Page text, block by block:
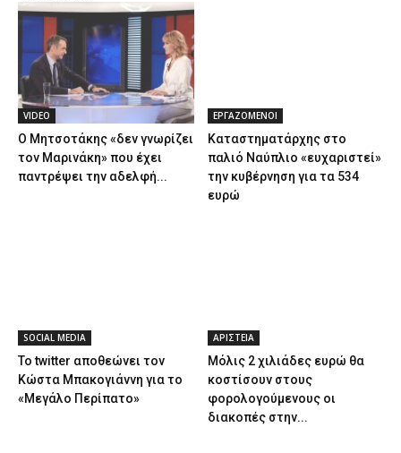
VIDEO
Ο Μητσοτάκης «δεν γνωρίζει
τον Μαρινάκη» που έχει
παντρέψει την αδελφή...
ΕΡΓΑΖΟΜΕΝΟΙ
Καταστηματάρχης στο
παλιό Ναύπλιο «ευχαριστεί»
την κυβέρνηση για τα 534
ευρώ
SOCIAL MEDIA
Το twitter αποθεώνει τον
Κώστα Μπακογιάννη για το
«Μεγάλο Περίπατο»
ΑΡΙΣΤΕΙΑ
Μόλις 2 χιλιάδες ευρώ θα
κοστίσουν στους
φορολογούμενους οι
διακοπές στην...